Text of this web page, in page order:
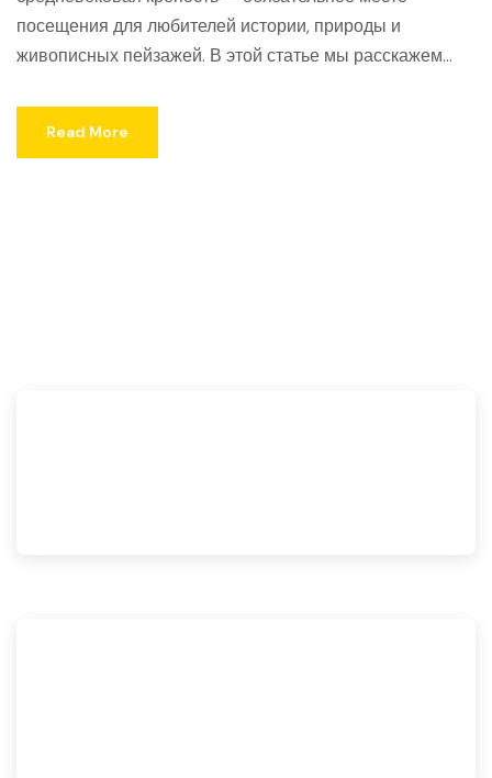
посещения для любителей истории, природы и
живописных пейзажей. В этой статье мы расскажем...
Read More